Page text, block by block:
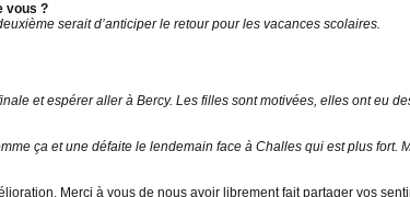
vous ?
serait d’anticiper le retour pour les vacances scolaires.
et espérer aller à Bercy. Les filles sont motivées, elles ont eu
ça et une défaite le lendemain face à Challes qui est plus fort.
Merci à vous de nous avoir librement fait partager vos